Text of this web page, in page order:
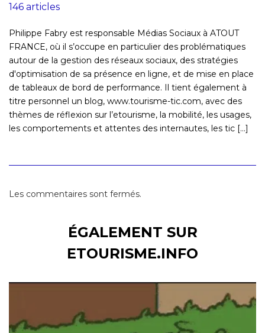
146 articles
Philippe Fabry est responsable Médias Sociaux à ATOUT
FRANCE, où il s’occupe en particulier des problématiques
autour de la gestion des réseaux sociaux, des stratégies
d'optimisation de sa présence en ligne, et de mise en place
de tableaux de bord de performance. Il tient également à
titre personnel un blog, www.tourisme-tic.com, avec des
thèmes de réflexion sur l’etourisme, la mobilité, les usages,
les comportements et attentes des internautes, les tic [...]
Les commentaires sont fermés.
ÉGALEMENT SUR
ETOURISME.INFO